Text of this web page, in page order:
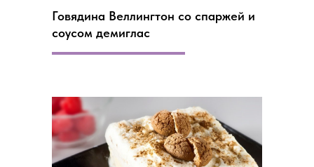
Говядина Веллингтон со спаржей и
соусом демиглас